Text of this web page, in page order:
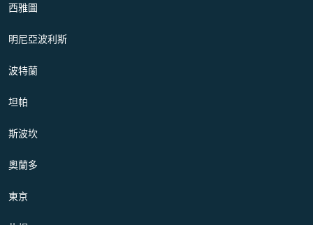
西雅圖
明尼亞波利斯
波特蘭
坦帕
斯波坎
奧蘭多
東京